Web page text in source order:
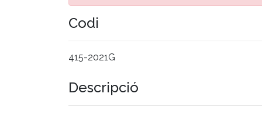
Codi
415-2021G
Descripció